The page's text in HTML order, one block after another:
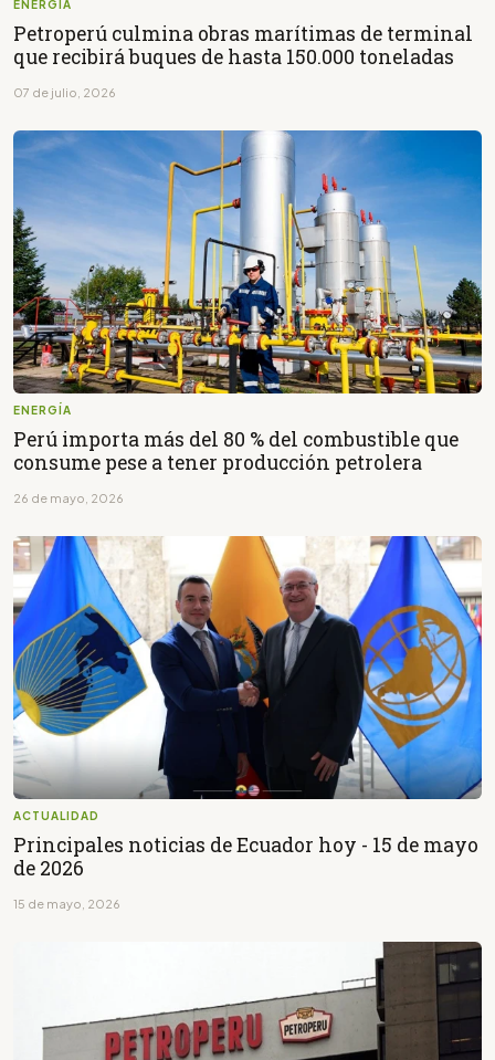
ENERGÍA
Petroperú culmina obras marítimas de terminal
que recibirá buques de hasta 150.000 toneladas
07 de julio, 2026
ENERGÍA
Perú importa más del 80 % del combustible que
consume pese a tener producción petrolera
26 de mayo, 2026
ACTUALIDAD
Principales noticias de Ecuador hoy - 15 de mayo
de 2026
15 de mayo, 2026